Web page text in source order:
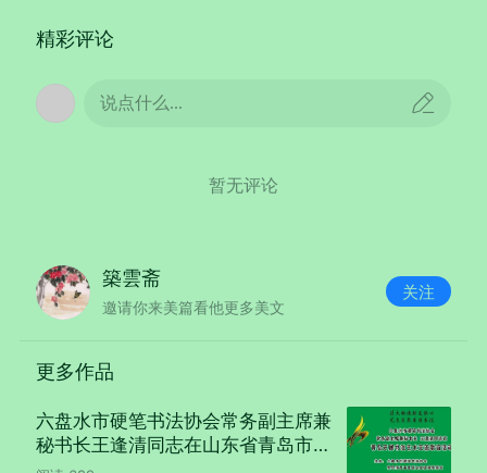
精彩评论
说点什么...
暂无评论
築雲斋
邀请你来美篇看他更多美文
关注
更多作品
六盘水市硬笔书法协会常务副主席兼
秘书长王逢清同志在山东省青岛市开
展书法艺术联谊活动